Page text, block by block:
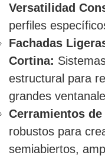
Versatilidad
perfiles
Fachadas
Cortina:
estructural para
grandes
Cerramientos
robustos para
semiabiertos,